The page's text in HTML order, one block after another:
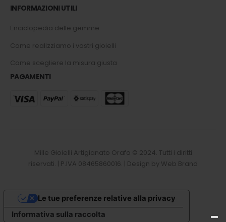
INFORMAZIONI UTILI
Enciclopedia delle gemme
Come realizziamo i vostri gioielli
Come scegliere la misura giusta
PAGAMENTI
Mille Gioielli Artigianato Orafo © 2024. Tutti i diritti
riservati. | P.IVA 08465860016. | Design by Web Brand
Informativa sulla raccolta
Le tue preferenze relative alla privacy